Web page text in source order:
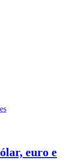
euro e